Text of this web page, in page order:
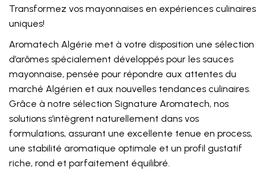
Transformez vos mayonnaises en expériences culinaires
uniques!
Aromatech Algérie met à votre disposition une sélection
d’arômes spécialement développés pour les sauces
mayonnaise, pensée pour répondre aux attentes du
marché Algérien et aux nouvelles tendances culinaires.
Grâce à notre sélection Signature Aromatech, nos
solutions s’intègrent naturellement dans vos
formulations, assurant une excellente tenue en process,
une stabilité aromatique optimale et un profil gustatif
riche, rond et parfaitement équilibré.